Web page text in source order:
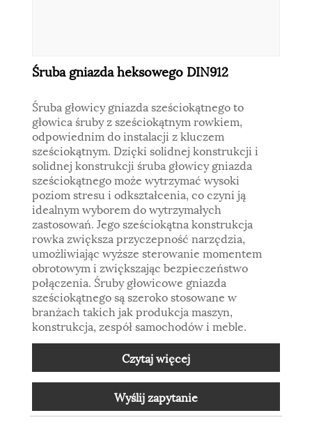
Śruba gniazda heksowego DIN912
Śruba głowicy gniazda sześciokątnego to
głowica śruby z sześciokątnym rowkiem,
odpowiednim do instalacji z kluczem
sześciokątnym. Dzięki solidnej konstrukcji i
solidnej konstrukcji śruba głowicy gniazda
sześciokątnego może wytrzymać wysoki
poziom stresu i odkształcenia, co czyni ją
idealnym wyborem do wytrzymałych
zastosowań. Jego sześciokątna konstrukcja
rowka zwiększa przyczepność narzędzia,
umożliwiając wyższe sterowanie momentem
obrotowym i zwiększając bezpieczeństwo
połączenia. Śruby głowicowe gniazda
sześciokątnego są szeroko stosowane w
branżach takich jak produkcja maszyn,
konstrukcja, zespół samochodów i meble.
Czytaj więcej
Wyślij zapytanie